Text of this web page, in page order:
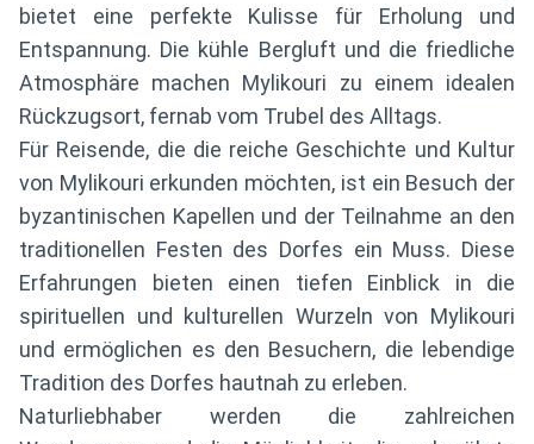
bietet eine perfekte Kulisse für Erholung und
Entspannung. Die kühle Bergluft und die friedliche
Atmosphäre machen Mylikouri zu einem idealen
Rückzugsort, fernab vom Trubel des Alltags.
Für Reisende, die die reiche Geschichte und Kultur
von Mylikouri erkunden möchten, ist ein Besuch der
byzantinischen Kapellen und der Teilnahme an den
traditionellen Festen des Dorfes ein Muss. Diese
Erfahrungen bieten einen tiefen Einblick in die
spirituellen und kulturellen Wurzeln von Mylikouri
und ermöglichen es den Besuchern, die lebendige
Tradition des Dorfes hautnah zu erleben.
Naturliebhaber werden die zahlreichen